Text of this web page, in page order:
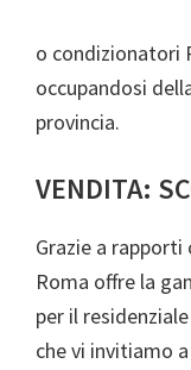
o condizionatori
occupandosi
provincia.
VENDITA:
Grazie a
Roma offre la
per il
che vi invitiamo